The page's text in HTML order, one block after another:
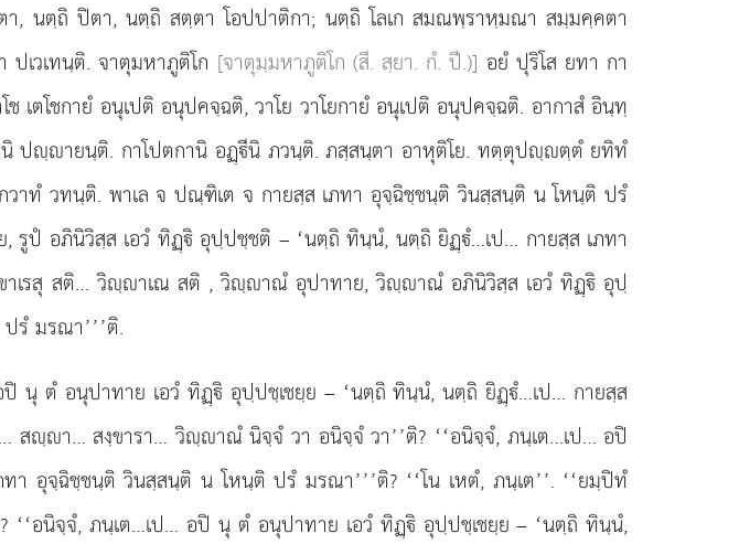
, นตฺถิ ปิตา, นตฺถิ สตฺตา โอปปาติกา; นตฺถิ โลเก สมณพฺราหฺมณา สมฺมคฺคตา
เวเทนฺติ. จาตุมหาภูติโก [จาตุมฺมหาภูติโก (สี. สฺยา. กํ. ปี.)] อยํ ปุริโส ยทา กา
เตโชกายํ อนุเปติ อนุปคจฺฉติ, วาโย วาโยกายํ อนุเปติ อนุปคจฺฉติ. อากาสํ อินฺทฺ
ปฺายนฺติ. กาโปตกานิ อฏฺีนิ ภวนฺติ. ภสฺสนฺตา อาหุติโย. ทตฺตุปฺตฺตํ ยทิทํ
วาทํ วทนฺติ. พาเล จ ปณฺฑิเต จ กายสฺส เภทา อุจฺฉิชฺชนฺติ วินสฺสนฺติ น โหนฺติ ปรํ
, รูปํ อภินิวิสฺส เอวํ ทิฏฺิ อุปฺปชฺชติ – ‘นตฺถิ ทินฺนํ, นตฺถิ ยิฏฺํ…เป… กายสฺส เภทา
เรสุ สติ… วิฺาเณ สติ , วิฺาณํ อุปาทาย, วิฺาณํ อภินิวิสฺส เอวํ ทิฏฺิ อุปฺ
รํ มรณา’’’ติ.
นุ ตํ อนุปาทาย เอวํ ทิฏฺิ อุปฺปชฺเชยฺย – ‘นตฺถิ ทินฺนํ, นตฺถิ ยิฏฺํ…เป… กายสฺส
… สฺา… สงฺขารา… วิฺาณํ นิจฺจํ วา อนิจฺจํ วา’’ติ? ‘‘อนิจฺจํ, ภนฺเต…เป… อปิ
ทา อุจฺฉิชฺชนฺติ วินสฺสนฺติ น โหนฺติ ปรํ มรณา’’’ติ? ‘‘โน เหตํ, ภนฺเต’’. ‘‘ยมฺปิทํ
อนิจฺจํ, ภนฺเต…เป… อปิ นุ ตํ อนุปาทาย เอวํ ทิฏฺิ อุปฺปชฺเชยฺย – ‘นตฺถิ ทินฺนํ,